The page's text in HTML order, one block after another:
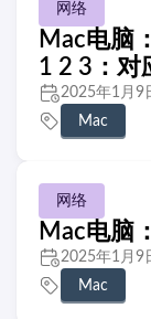
网络
Mac电脑
1 2 3：对
2025年1月9
Mac
网络
Mac电脑
2025年1月9
Mac